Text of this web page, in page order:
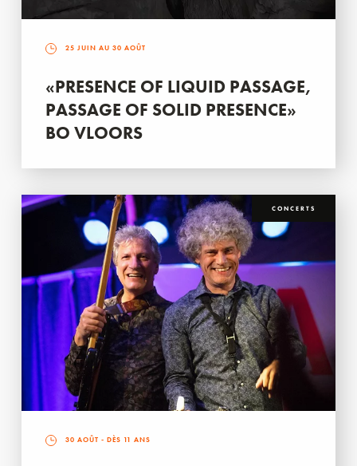
25 JUIN AU 30 AOÛT
«PRESENCE OF LIQUID PASSAGE,
PASSAGE OF SOLID PRESENCE»
BO VLOORS
CONCERTS
30 AOÛT - DÈS 11 ANS